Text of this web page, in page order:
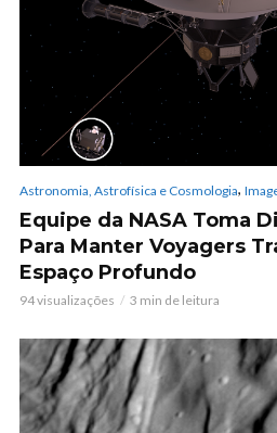
Astronomia, Astrofísica e Cosmologia,
Equipe da NASA Toma
Para Manter Voyagers
Espaço Profundo
94 visualizações 3 min de leitura